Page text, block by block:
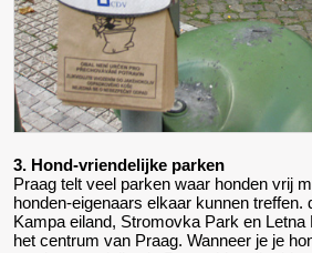
3. Hond-vriendelijke parken
Praag telt veel parken waar honden vrij
honden-eigenaars elkaar kunnen treffen.
Kampa eiland, Stromovka Park en Letna
het centrum van Praag. Wanneer je je